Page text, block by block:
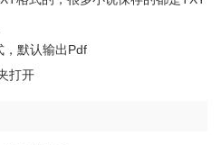
，默认输出pdf
打开